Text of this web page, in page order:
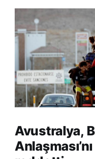
Avustralya,